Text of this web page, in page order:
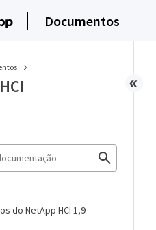
Documentos
do NetApp HCI 1,9